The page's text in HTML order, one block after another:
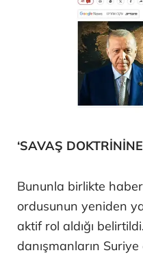
‘SAVAŞ
Bununla birlikte
ordusunun yeniden
aktif rol aldığı
danışmanların